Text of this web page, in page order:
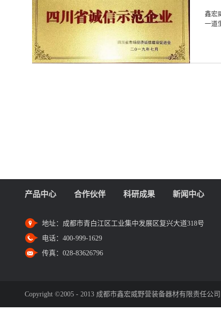
鑫宏
一道
产品中心 合作伙伴 科研成果 新闻中心
地址： 成都市青白江区工业集中发展区复兴大道318号
电话： 400-999-1629
传真： 028-83626796
Copyright ©2005 - 2013 成都市鑫宏威野营装备器材有限责任公司